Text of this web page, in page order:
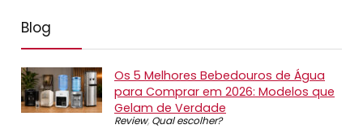
Blog
Os 5 Melhores Bebedouros de Água
para Comprar em 2026: Modelos que
Gelam de Verdade
Review, Qual escolher?